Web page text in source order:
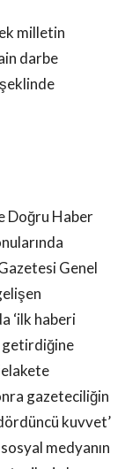
milletin
darbe
Doğru Haber
Genel
‘ilk haberi
getirdiğine
gazeteciliğin
kuvvet’
medyanın